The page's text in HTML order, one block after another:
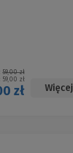
59,00 zł
59,00 zł
zł Więcej